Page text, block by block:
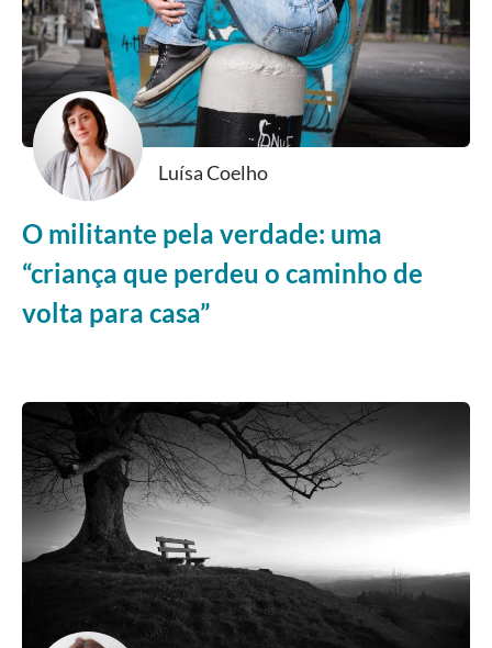
Luísa Coelho
O militante pela verdade: uma
“criança que perdeu o caminho de
volta para casa”